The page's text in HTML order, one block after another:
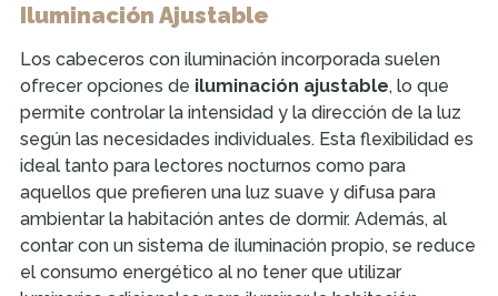
Iluminación Ajustable
Los cabeceros con iluminación incorporada suelen
ofrecer opciones de iluminación ajustable, lo que
permite controlar la intensidad y la dirección de la luz
según las necesidades individuales. Esta flexibilidad es
ideal tanto para lectores nocturnos como para
aquellos que prefieren una luz suave y difusa para
ambientar la habitación antes de dormir. Además, al
contar con un sistema de iluminación propio, se reduce
el consumo energético al no tener que utilizar